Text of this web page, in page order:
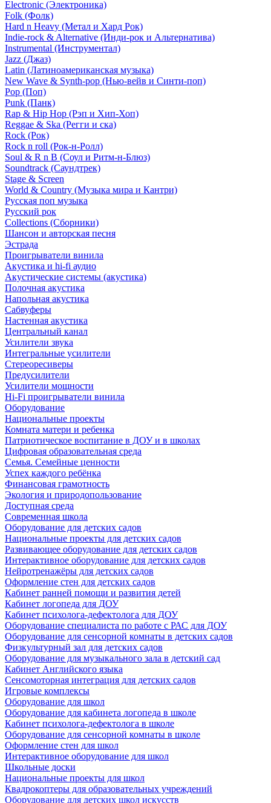
Electronic (Электроника)
Folk (Фолк)
Hard n Heavy (Метал и Хард Рок)
Indie-rock & Alternative (Инди-рок и Альтернатива)
Instrumental (Инструментал)
Jazz (Джаз)
Latin (Латиноамериканская музыка)
New Wave & Synth-pop (Нью-вейв и Синти-поп)
Pop (Поп)
Punk (Панк)
Rap & Hip Hop (Рэп и Хип-Хоп)
Reggae & Ska (Регги и ска)
Rock (Рок)
Rock n roll (Рок-н-Ролл)
Soul & R n B (Соул и Ритм-н-Блюз)
Soundtrack (Саундтрек)
Stage & Screen
World & Country (Музыка мира и Кантри)
Русская поп музыка
Русский рок
Сollections (Сборники)
Шансон и авторская песня
Эстрада
Проигрыватели винила
Акустика и hi-fi аудио
Акустические системы (акустика)
Полочная акустика
Напольная акустика
Сабвуферы
Настенная акустика
Центральный канал
Усилители звука
Интегральные усилители
Стереоресиверы
Предусилители
Усилители мощности
Hi-Fi проигрыватели винила
Оборудование
Национальные проекты
Комната матери и ребенка
Патриотическое воспитание в ДОУ и в школах
Цифровая образовательная среда
Семья. Семейные ценности
Успех каждого ребёнка
Финансовая грамотность
Экология и природопользование
Доступная среда
Современная школа
Оборудование для детских садов
Национальные проекты для детских садов
Развивающее оборудование для детских садов
Интерактивное оборудование для детских садов
Нейротренажёры для детских садов
Оформление стен для детских садов
Кабинет ранней помощи и развития детей
Кабинет логопеда для ДОУ
Кабинет психолога-дефектолога для ДОУ
Оборудование специалиста по работе с РАС для ДОУ
Оборудование для сенсорной комнаты в детских садов
Физкультурный зал для детских садов
Оборудование для музыкального зала в детский сад
Кабинет Английского языка
Сенсомоторная интеграция для детских садов
Игровые комплексы
Оборудование для школ
Оборудование для кабинета логопеда в школе
Кабинет психолога-дефектолога в школе
Оборудование для сенсорной комнаты в школе
Оформление стен для школ
Интерактивное оборудование для школ
Школьные доски
Национальные проекты для школ
Квадрокоптеры для образовательных учреждений
Оборудование для детских школ искусств